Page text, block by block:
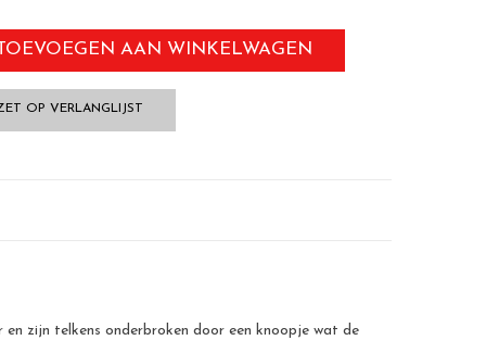
AAN WINKELWAGEN
OP VERLANGLIJST
zijn telkens onderbroken door een knoopje wat de